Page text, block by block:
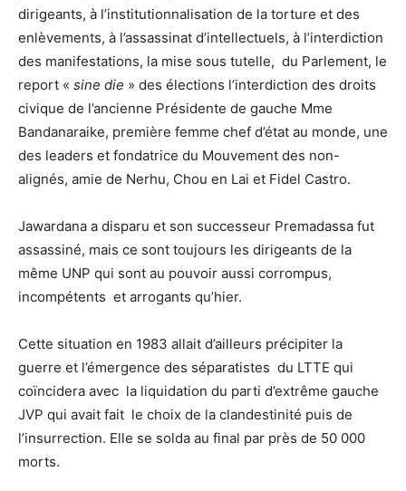
dirigeants, à l’institutionnalisation de la torture et des
enlèvements, à l’assassinat d’intellectuels, à l’interdiction
des manifestations, la mise sous tutelle, du Parlement, le
report « sine die » des élections l’interdiction des droits
civique de l’ancienne Présidente de gauche Mme
Bandanaraike, première femme chef d’état au monde, une
des leaders et fondatrice du Mouvement des non-
alignés, amie de Nerhu, Chou en Lai et Fidel Castro.
Jawardana a disparu et son successeur Premadassa fut
assassiné, mais ce sont toujours les dirigeants de la
même UNP qui sont au pouvoir aussi corrompus,
incompétents et arrogants qu’hier.
Cette situation en 1983 allait d’ailleurs précipiter la
guerre et l’émergence des séparatistes du LTTE qui
coïncidera avec la liquidation du parti d’extrême gauche
JVP qui avait fait le choix de la clandestinité puis de
l’insurrection. Elle se solda au final par près de 50 000
morts.